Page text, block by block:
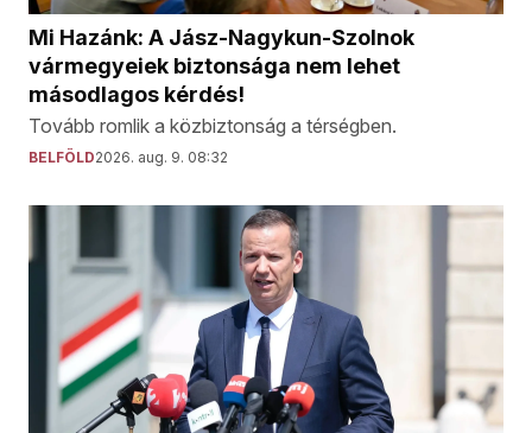
Mi Hazánk: A Jász-Nagykun-Szolnok
vármegyeiek biztonsága nem lehet
másodlagos kérdés!
Tovább romlik a közbiztonság a térségben.
BELFÖLD2026. aug. 9. 08:32